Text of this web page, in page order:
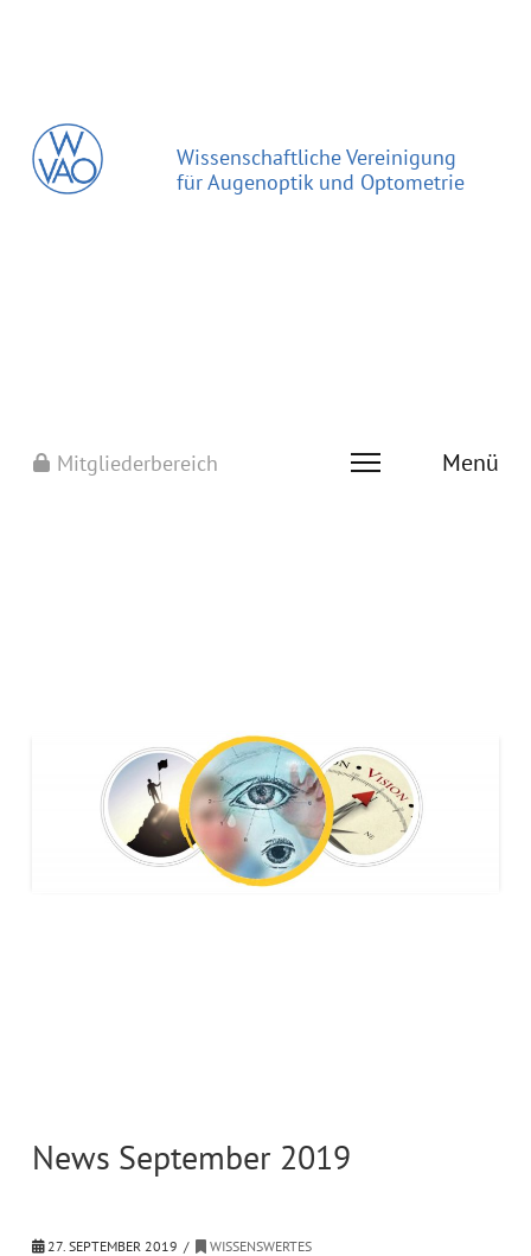
Wissenschaftliche Vereinigung
für Augenoptik und Optometrie
Mitgliederbereich Menü
News September 2019
27. SEPTEMBER 2019 WISSENSWERTES